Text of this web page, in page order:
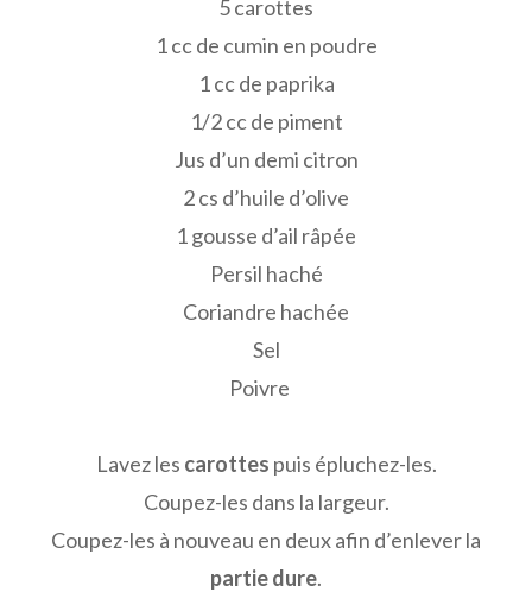
5 carottes
1 cc de cumin en poudre
1 cc de paprika
1/2 cc de piment
Jus d’un demi citron
2 cs d’huile d’olive
1 gousse d’ail râpée
Persil haché
Coriandre hachée
Sel
Poivre
Lavez les carottes puis épluchez-les.
Coupez-les dans la largeur.
Coupez-les à nouveau en deux afin d’enlever la
partie dure.